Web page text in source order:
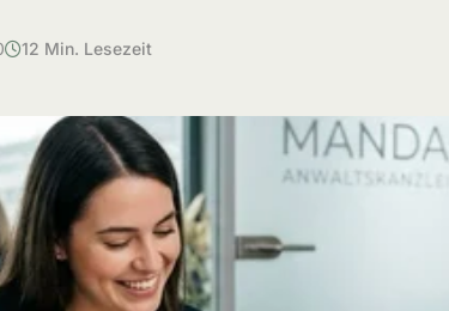
12 Min. Lesezeit